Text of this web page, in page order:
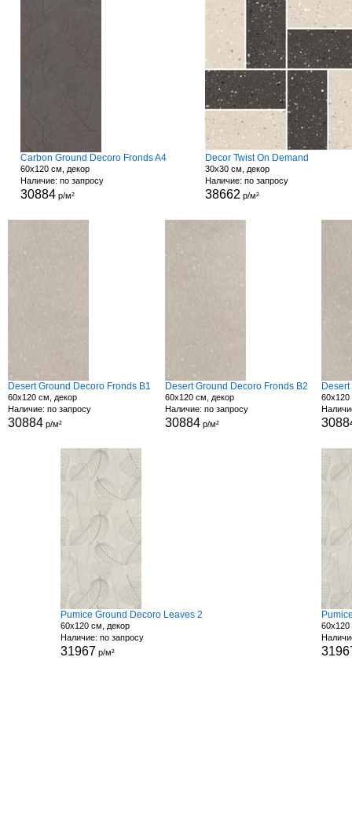
Carbon Ground Decoro Fronds A4
60x120 см, декор
Наличие: по запросу
30884 р/м²
Decor Twist On Demand
30x30 см, декор
Наличие: по запросу
38662 р/м²
Desert Ground Decoro Fronds B1
60x120 см, декор
Наличие: по запросу
30884 р/м²
Desert Ground Decoro Fronds B2
60x120 см, декор
Наличие: по запросу
30884р/м²
60x120
Pumice Ground Decoro Leaves 2
60x120 см, декор
Наличие: по запросу
31967 р/м²
60x120